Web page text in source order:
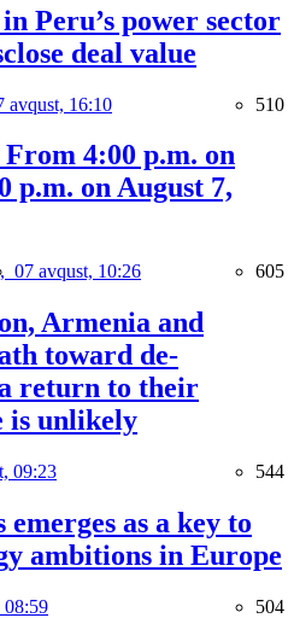
Peru’s power sector
deal value
avqust, 16:10 510
4:00 p.m. on
p.m. on August 7,
07 avqust, 10:26 605
Armenia and
toward de-
return to their
is unlikely
09:23 544
as a key to
ambitions in Europe
08:59 504